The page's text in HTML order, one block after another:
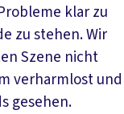
klar zu
zu stehen. Wir
Szene nicht
verharmlost und
gesehen.